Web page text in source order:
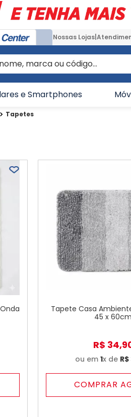
Nossas Lojas
marca ou código...
e Smartphones
Tapetes
Tapete Casa
45 x 60cm
R$ 34,
ou em 1x de R$
COMPRAR